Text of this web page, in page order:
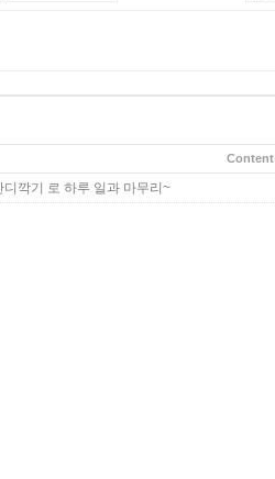
Content
디깍기 로 하루 일과 마무리~